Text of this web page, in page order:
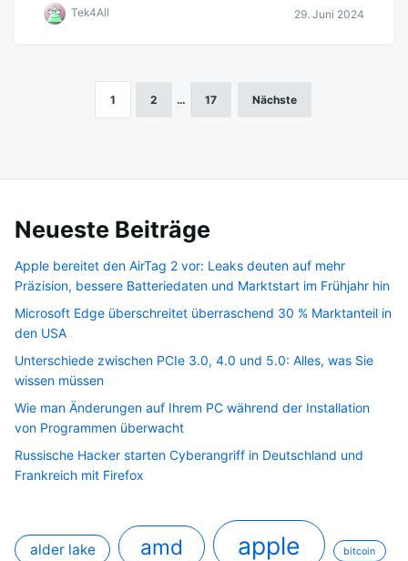
Tek4All 29. Juni 2024
Seitennummerierung
1 2 … 17 Nächste
Neueste Beiträge
Apple bereitet den AirTag 2 vor: Leaks deuten auf mehr
Präzision, bessere Batteriedaten und Marktstart im Frühjahr hin
Microsoft Edge überschreitet überraschend 30 % Marktanteil in
den USA
Unterschiede zwischen PCIe 3.0, 4.0 und 5.0: Alles, was Sie
wissen müssen
Wie man Änderungen auf Ihrem PC während der Installation
von Programmen überwacht
Russische Hacker starten Cyberangriff in Deutschland und
Frankreich mit Firefox
alder lake amd apple bitcoin